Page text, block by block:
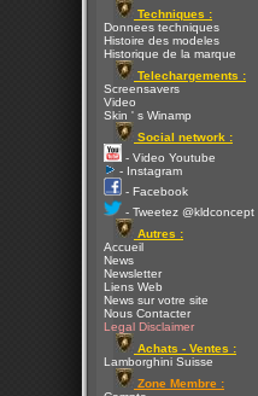
Techniques :
Donnees techniques
Histoire des modeles
Historique de la marque
Telechargements :
Screensavers
Video
Skin ' s Winamp
Social network :
- Video Youtube
- Instagram
- Facebook
- Tweetez @kldconcept
Autres :
Accueil
News
Newsletter
Liens Web
News sur votre site
Nous Contacter
Legal Disclaimer
Achats - Ventes :
Lamborghini Suisse
Zone Membre :